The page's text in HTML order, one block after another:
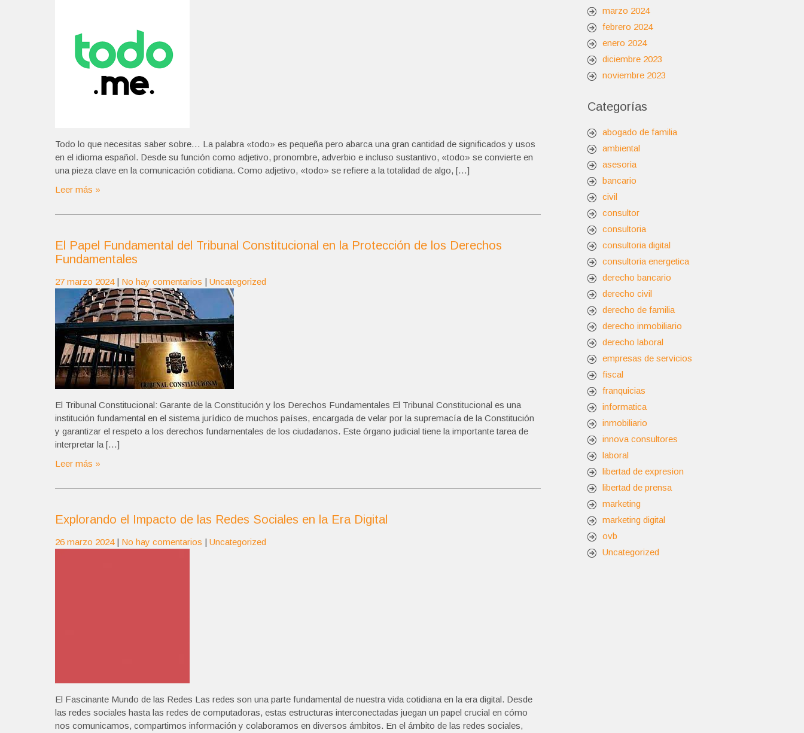
Todo lo que necesitas saber sobre… La palabra «todo» es pequeña pero abarca una gran cantidad de significados y usos
en el idioma español. Desde su función como adjetivo, pronombre, adverbio e incluso sustantivo, «todo» se convierte en
una pieza clave en la comunicación cotidiana. Como adjetivo, «todo» se refiere a la totalidad de algo, […]
Leer más »
El Papel Fundamental del Tribunal Constitucional en la Protección de los Derechos
Fundamentales
27 marzo 2024 | No hay comentarios | Uncategorized
El Tribunal Constitucional: Garante de la Constitución y los Derechos Fundamentales El Tribunal Constitucional es una
institución fundamental en el sistema jurídico de muchos países, encargada de velar por la supremacía de la Constitución
y garantizar el respeto a los derechos fundamentales de los ciudadanos. Este órgano judicial tiene la importante tarea de
interpretar la […]
Leer más »
Explorando el Impacto de las Redes Sociales en la Era Digital
26 marzo 2024 | No hay comentarios | Uncategorized
El Fascinante Mundo de las Redes Las redes son una parte fundamental de nuestra vida cotidiana en la era digital. Desde
las redes sociales hasta las redes de computadoras, estas estructuras interconectadas juegan un papel crucial en cómo
nos comunicamos, compartimos información y colaboramos en diversos ámbitos. En el ámbito de las redes sociales,
marzo 2024
febrero 2024
enero 2024
diciembre 2023
noviembre 2023
Categorías
abogado de familia
ambiental
asesoria
bancario
civil
consultor
consultoria
consultoria digital
consultoria energetica
derecho bancario
derecho civil
derecho de familia
derecho inmobiliario
derecho laboral
empresas de servicios
fiscal
franquicias
informatica
inmobiliario
innova consultores
laboral
libertad de expresion
libertad de prensa
marketing
marketing digital
ovb
Uncategorized